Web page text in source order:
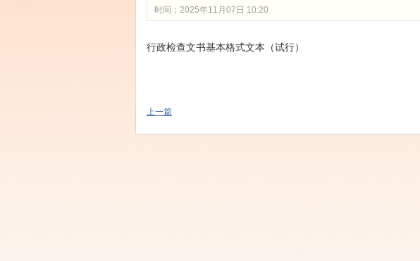
时间：2025年11月07日 10:20
行政检查文书基本格式文本（试行）
上一篇